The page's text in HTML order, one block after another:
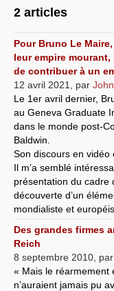
2 articles
Pour Bruno Le
leur empire
de contribuer à un
12 avril 2021
par
Le 1er avril dernier,
au Geneva Graduate
dans le monde post-
Baldwin.
Son discours en vidéo
Il m’a semblé
présentation du cadre
découverte d’un
mondialiste et
Des grandes firmes
Reich
8 septembre 2010 par
« Mais le réarmement
n’auraient jamais pu